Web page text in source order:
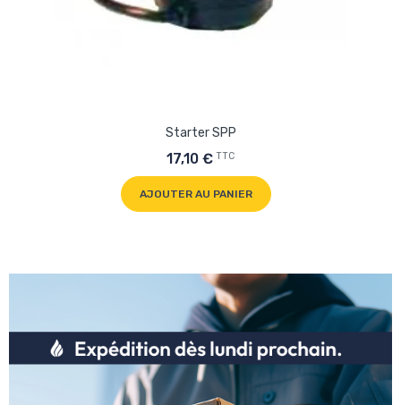
Starter SPP
17,10 € TTC
AJOUTER AU PANIER